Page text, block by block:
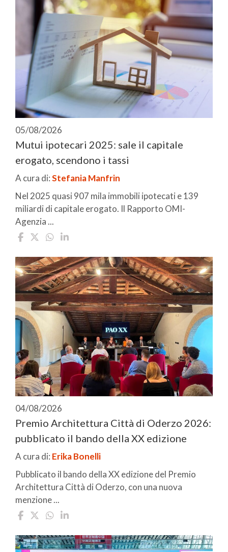
05/08/2026
Mutui ipotecari 2025: sale il capitale
erogato, scendono i tassi
A cura di:Stefania Manfrin
Nel 2025 quasi 907 mila immobili ipotecati e 139
miliardi di capitale erogato. Il Rapporto OMI-
Agenzia ...
04/08/2026
Premio Architettura Città di Oderzo 2026:
pubblicato il bando della XX edizione
A cura di: Erika Bonelli
Pubblicato il bando della XX edizione del Premio
Architettura Città di Oderzo, con una nuova
menzione ...